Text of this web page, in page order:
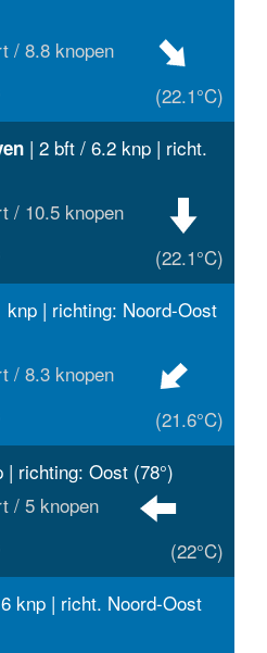
/ 8.8 knopen
(22.1°C)
| 2 bft / 6.2 knp | richt.
/ 10.5 knopen
(22.1°C)
knp | richting: Noord-Oost
/ 8.3 knopen
(21.6°C)
| richting: Oost (78°)
/ 5 knopen
(22°C)
knp | richt. Noord-Oost